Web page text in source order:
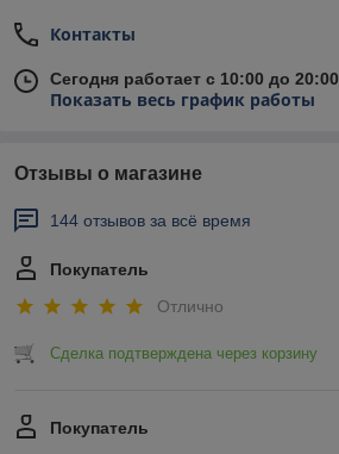
Контакты
Сегодня работает с 10:00 до 20:00
Показать весь график работы
Отзывы о магазине
144 отзывов за всё время
Покупатель
Отлично
Сделка подтверждена через корзину
Покупатель